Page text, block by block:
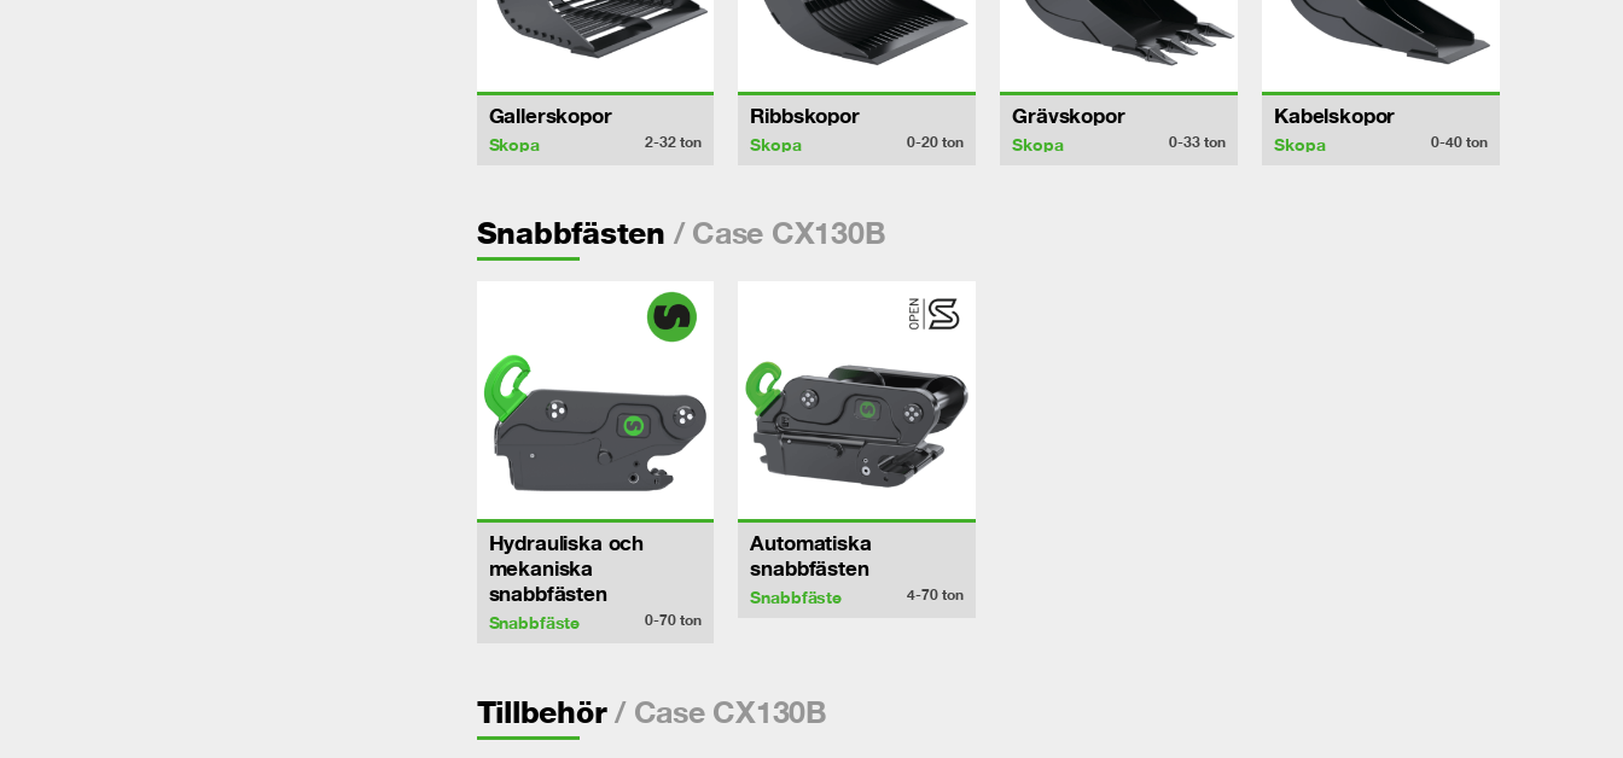
Gallerskopor
Skopa 2-32ton
Ribbskopor
Skopa 0-20ton
Grävskopor
Skopa 0-33ton
Kabelskopor
Skopa 0-40 ton
Snabbfästen / Case CX130B
Hydrauliska och
mekaniska
snabbfästen
Snabbfäste 0-70ton
Automatiska
snabbfästen
Snabbfäste 4-70ton
Tillbehör/ Case CX130B